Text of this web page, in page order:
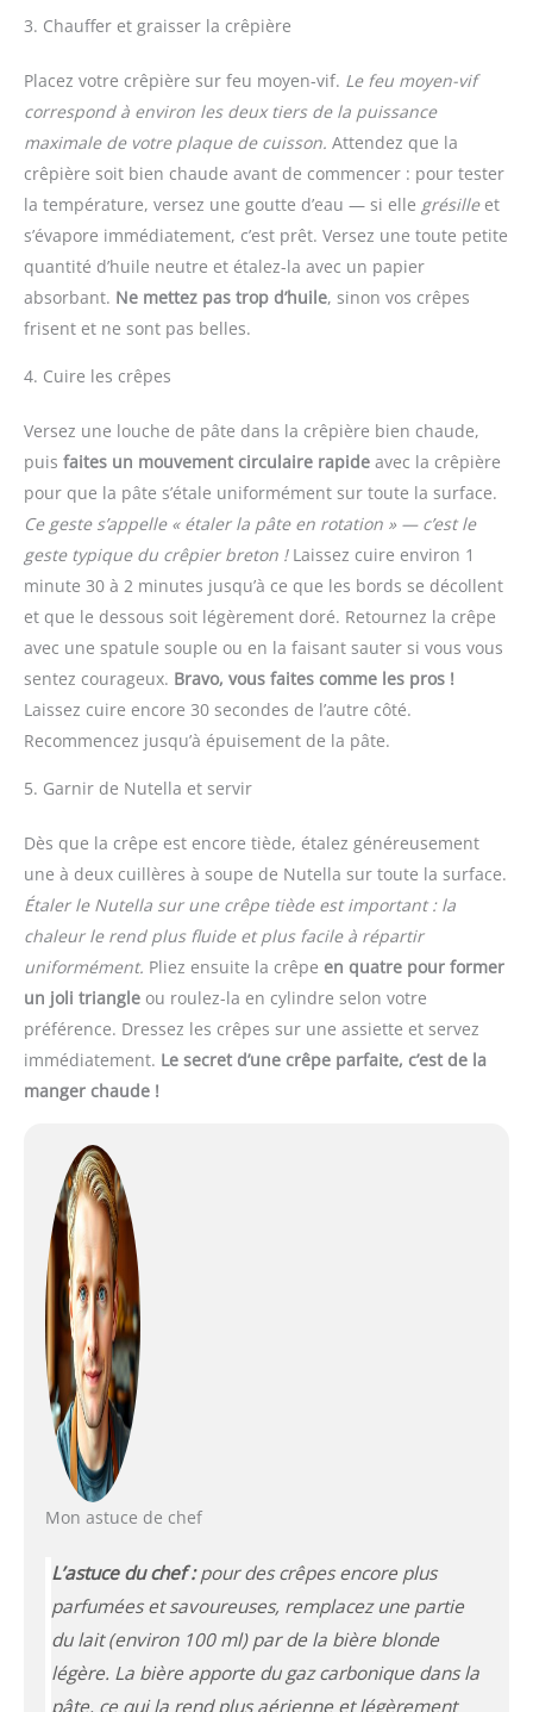
3. Chauffer et graisser la crêpière
Placez votre crêpière sur feu moyen-vif. Le feu moyen-vif
correspond à environ les deux tiers de la puissance
maximale de votre plaque de cuisson. Attendez que la
crêpière soit bien chaude avant de commencer : pour tester
la température, versez une goutte d’eau — si elle grésilleet
s’évapore immédiatement, c’est prêt. Versez une toute petite
quantité d’huile neutre et étalez-la avec un papier
absorbant. Ne mettez pas trop d’huile, sinon vos crêpes
frisent et ne sont pas belles.
4. Cuire les crêpes
Versez une louche de pâte dans la crêpière bien chaude,
puis faites un mouvement circulaire rapide avec la crêpière
pour que la pâte s’étale uniformément sur toute la surface.
Ce geste s’appelle « étaler la pâte en rotation » — c’est le
geste typique du crêpier breton !Laissez cuire environ 1
minute 30 à 2 minutes jusqu’à ce que les bords se décollent
et que le dessous soit légèrement doré. Retournez la crêpe
avec une spatule souple ou en la faisant sauter si vous vous
sentez courageux. Bravo, vous faites comme les pros !
Laissez cuire encore 30 secondes de l’autre côté.
Recommencez jusqu’à épuisement de la pâte.
5. Garnir de Nutella et servir
Dès que la crêpe est encore tiède, étalez généreusement
une à deux cuillères à soupe de Nutella sur toute la surface.
Étaler le Nutella sur une crêpe tiède est important : la
chaleur le rend plus fluide et plus facile à répartir
uniformément. Pliez ensuite la crêpe en quatre pour former
un joli triangle ou roulez-la en cylindre selon votre
préférence. Dressez les crêpes sur une assiette et servez
immédiatement. Le secret d’une crêpe parfaite, c’est de la
manger chaude !
Mon astuce de chef
L’astuce du chef :pour des crêpes encore plus
parfumées et savoureuses, remplacez une partie
du lait (environ 100 ml) par de la bière blonde
légère. La bière apporte du gaz carbonique dans la
pâte, ce qui la rend plus aérienne et légèrement